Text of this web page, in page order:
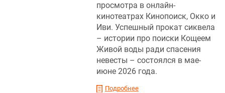
просмотра в онлайн-
кинотеатрах Кинопоиск, Окко и
Иви. Успешный прокат сиквела
– истории про поиски Кощеем
Живой воды ради спасения
невесты – состоялся в мае-
июне 2026 года.
Подробнее